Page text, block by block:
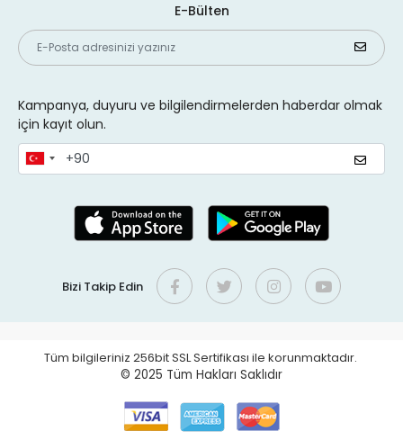
E-Bülten
Kampanya, duyuru ve bilgilendirmelerden haberdar olmak
için kayıt olun.
Bizi Takip Edin
Tüm bilgileriniz 256bit SSL Sertifikası ile korunmaktadır.
© 2025 Tüm Hakları Saklıdır